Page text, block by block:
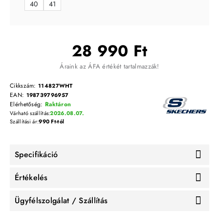
28 990 Ft
Áraink az ÁFA értékét tartalmazzák!
Cikkszám: 114827WHT
EAN: 198739796957
Elérhetőség: Raktáron
Várható szállítás:2026.08.07.
Szállítási ár:990 Ft-tól
40
41
Specifikáció
Értékelés
Ügyfélszolgálat / Szállítás